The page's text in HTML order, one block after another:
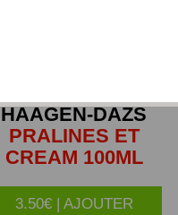
HAAGEN-DAZS
PRALINES ET
CREAM 100ML
3.50€ | AJOUTER